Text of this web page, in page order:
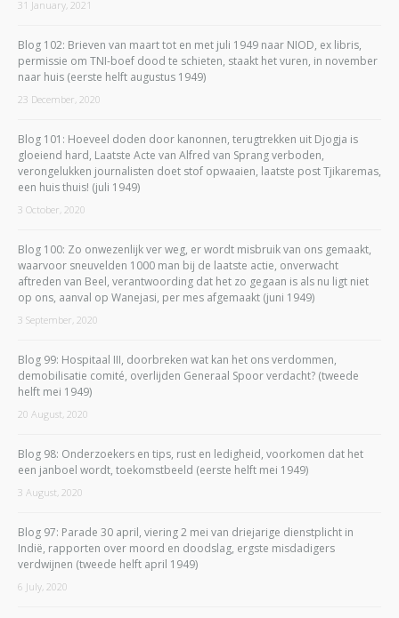
31 January, 2021
Blog 102: Brieven van maart tot en met juli 1949 naar NIOD, ex libris,
permissie om TNI-boef dood te schieten, staakt het vuren, in november
naar huis (eerste helft augustus 1949)
23 December, 2020
Blog 101: Hoeveel doden door kanonnen, terugtrekken uit Djogja is
gloeiend hard, Laatste Acte van Alfred van Sprang verboden,
verongelukken journalisten doet stof opwaaien, laatste post Tjikaremas,
een huis thuis! (juli 1949)
3 October, 2020
Blog 100: Zo onwezenlijk ver weg, er wordt misbruik van ons gemaakt,
waarvoor sneuvelden 1000 man bij de laatste actie, onverwacht
aftreden van Beel, verantwoording dat het zo gegaan is als nu ligt niet
op ons, aanval op Wanejasi, per mes afgemaakt (juni 1949)
3 September, 2020
Blog 99: Hospitaal III, doorbreken wat kan het ons verdommen,
demobilisatie comité, overlijden Generaal Spoor verdacht? (tweede
helft mei 1949)
20 August, 2020
Blog 98: Onderzoekers en tips, rust en ledigheid, voorkomen dat het
een janboel wordt, toekomstbeeld (eerste helft mei 1949)
3 August, 2020
Blog 97: Parade 30 april, viering 2 mei van driejarige dienstplicht in
Indië, rapporten over moord en doodslag, ergste misdadigers
verdwijnen (tweede helft april 1949)
6 July, 2020